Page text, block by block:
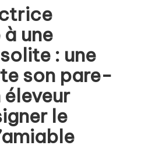
une
: une
son pare-
le